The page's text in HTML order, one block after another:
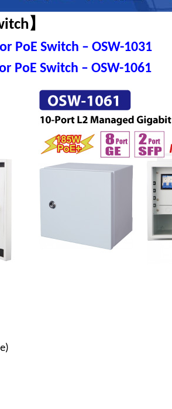
】
PoE Switch – OSW-1031
PoE Switch – OSW-1061